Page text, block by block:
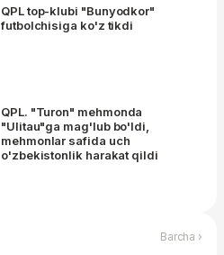
QPL top-klubi "Bunyodkor"
futbolchisiga ko'z tikdi
QPL. "Turon" mehmonda
"Ulitau"ga mag'lub bo'ldi,
mehmonlar safida uch
o'zbekistonlik harakat qildi
Barcha ›